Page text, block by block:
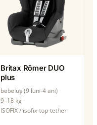
Britax Römer DUO
plus
bebeluș (9 luni-4 ani)
9–18 kg
ISOFIX / isofix-top-tether